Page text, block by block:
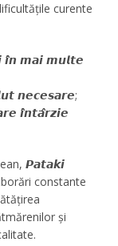
curente
𝙞̂𝙣 𝙢𝙖𝙞 𝙢𝙪𝙡𝙩𝙚
𝙣𝙚𝙘𝙚𝙨𝙖𝙧𝙚;
𝙞̂𝙣𝙩𝙖̂𝙧𝙯𝙞𝙚
𝙋𝙖𝙩𝙖𝙠𝙞
constante
și